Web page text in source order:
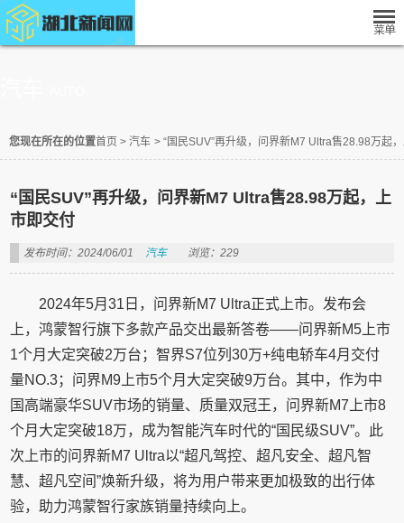
您现在所在的位置首页 > 汽车 > “国民SUV”再升级，问界新M7 Ultra售28.98万起
“国民SUV”再升级，问界新M7 Ultra售28.98万起，上
市即交付
发布时间：2024/06/01 汽车 浏览：229
2024年5月31日，问界新M7 Ultra正式上市。发布会
上，鸿蒙智行旗下多款产品交出最新答卷——问界新M5上市
1个月大定突破2万台；智界S7位列30万+纯电轿车4月交付
量NO.3；问界M9上市5个月大定突破9万台。其中，作为中
国高端豪华SUV市场的销量、质量双冠王，问界新M7上市8
个月大定突破18万，成为智能汽车时代的“国民级SUV”。此
次上市的问界新M7 Ultra以“超凡驾控、超凡安全、超凡智
慧、超凡空间”焕新升级，将为用户带来更加极致的出行体
验，助力鸿蒙智行家族销量持续向上。